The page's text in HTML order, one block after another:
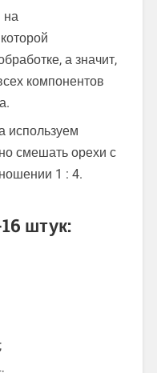
на
а значит,
компонентов
используем
смешать орехи с
1 : 4.
штук: